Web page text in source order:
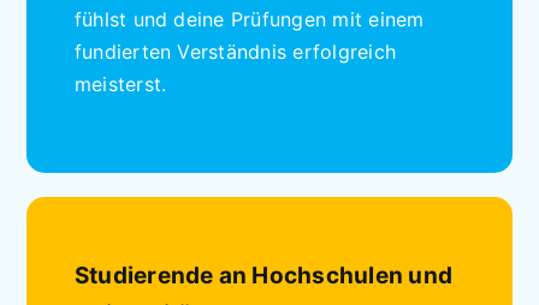
fühlst und deine Prüfungen mit einem
fundierten Verständnis erfolgreich
meisterst.
Studierende an Hochschulen und